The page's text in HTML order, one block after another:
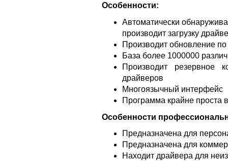
Особенности:
Автоматически
производит загрузку
Производит обновление
База более 1000000
Производит резервное
драйверов
Многоязычный интерфейс
Программа крайне проста
Особенности
Предназначена для
Предназначена для
Находит драйвера для